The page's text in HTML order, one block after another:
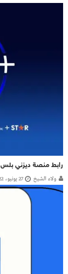
رابط منصة ديزني بلس Disney Plus 2033
ولاء الشيخ 27 يونيو، 2022